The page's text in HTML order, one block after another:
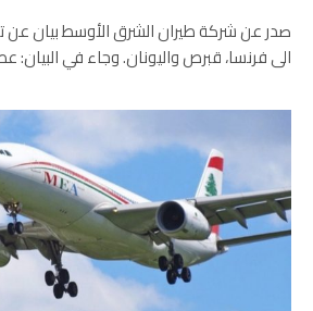
صدر عن شركة طيران الشرق الأوسط بيان عن
الى فرنسا، قبرص واليونان. وجاء في